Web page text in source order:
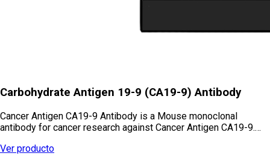
Carbohydrate Antigen 19-9 (CA19-9) Antibody
Cancer Antigen CA19-9 Antibody is a Mouse monoclonal
antibody for cancer research against Cancer Antigen CA19-9.…
Ver producto